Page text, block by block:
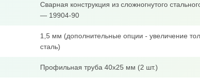
Сварная конструкция из сложногнутого
— 19904-90
1,5 мм (дополнительные опции - увеличение
сталь)
Профильная труба 40x25 мм (2 шт.)